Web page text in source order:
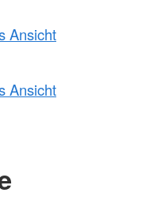
Ansicht
Ansicht